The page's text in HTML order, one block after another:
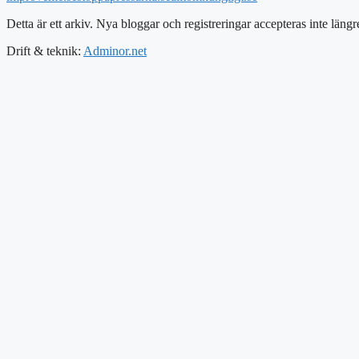
Detta är ett arkiv. Nya bloggar och registreringar accepteras inte
Drift & teknik: Adminor.net